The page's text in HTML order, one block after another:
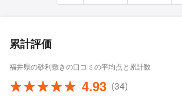
累計評価
福井県の砂利敷きの口コミの平均点と累計数
4.93 (34)